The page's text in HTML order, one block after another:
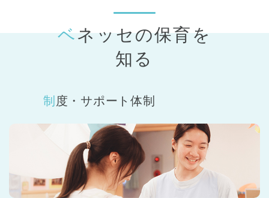
ベネッセの保育を
知る
制度・サポート体制